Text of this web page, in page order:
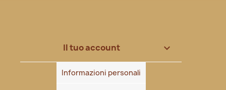
Il tuo account 
Informazioni personali